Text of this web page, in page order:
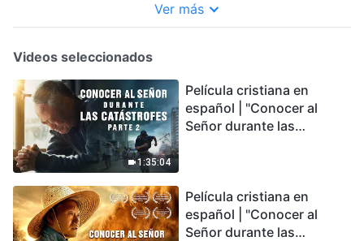
Ver más
Videos seleccionados
1:35:04
Película cristiana en
español | "Conocer al
Señor durante las
podemos sobrevivir?
Película cristiana en
español | "Conocer al
Señor durante las